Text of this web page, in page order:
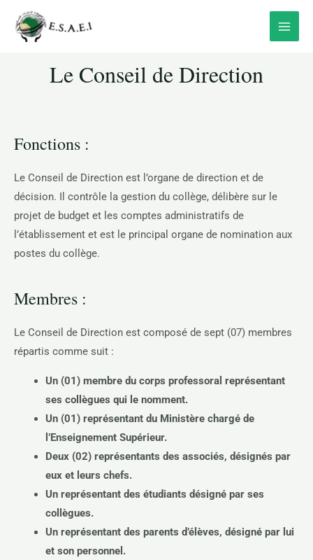
contenu
Main
Menu
Le Conseil de Direction
Fonctions :
Le Conseil de Direction est l’organe de direction et de
décision. Il contrôle la gestion du collège, délibère sur le
projet de budget et les comptes administratifs de
l’établissement et est le principal organe de nomination aux
postes du collège.
Membres :
Le Conseil de Direction est composé de sept (07) membres
répartis comme suit :
Un (01) membre du corps professoral représentant
ses collègues qui le nomment.
Un (01) représentant du Ministère chargé de
l’Enseignement Supérieur.
Deux (02) représentants des associés, désignés par
eux et leurs chefs.
Un représentant des étudiants désigné par ses
collègues.
Un représentant des parents d’élèves, désigné par lui
et son personnel.